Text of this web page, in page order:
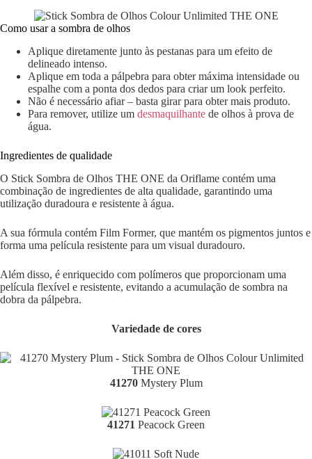
Como usar a sombra de olhos
Aplique diretamente junto às pestanas para um efeito de
delineado intenso.
Aplique em toda a pálpebra para obter máxima intensidade ou
espalhe com a ponta dos dedos para criar um look perfeito.
Não é necessário afiar – basta girar para obter mais produto.
Para remover, utilize um desmaquilhante de olhos à prova de
água.
Ingredientes de qualidade
O Stick Sombra de Olhos THE ONE da Oriflame contém uma
combinação de ingredientes de alta qualidade, garantindo uma
utilização duradoura e resistente à água.
A sua fórmula contém Film Former, que mantém os pigmentos juntos e
forma uma película resistente para um visual duradouro.
Além disso, é enriquecido com polímeros que proporcionam uma
película flexível e resistente, evitando a acumulação de sombra na
dobra da pálpebra.
Variedade de cores
41270 Mystery Plum
41271 Peacock Green